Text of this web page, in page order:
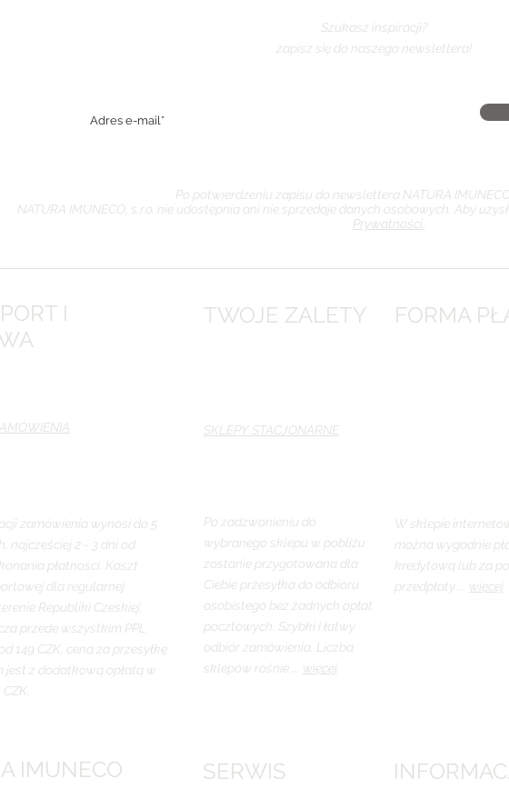
Szukasz inspiracji?
zapisz się do naszego newslettera!
Po potwierdzeniu zapisu do newslettera NATURA
NATURA IMUNECO, s.r.o. nie udostępnia ani nie sprzedaje danych osobowych. Aby
Prywatności.
I
TWOJE ZALETY FORMA
SKLEPY STACJONARNE
zamówienia wynosi do 5
najczęściej 2 - 3 dni od
płatności. Koszt
dla regularnej
Republiki Czeskiej,
przede wszystkim PPL
149 CZK, cena za przesyłkę
jest z dodatkową opłatą w
Po zadzwonieniu do
wybranego sklepu w pobliżu
zostanie przygotowana dla
Ciebie przesyłka do odbioru
osobistego bez żadnych opłat
pocztowych. Szybki i łatwy
odbiór zamówienia. Liczba
sklepów rośnie ... więcej
W sklepie
można wygodnie
kredytową lub za
przedpłaty ... więcej
IMUNECO SERWIS